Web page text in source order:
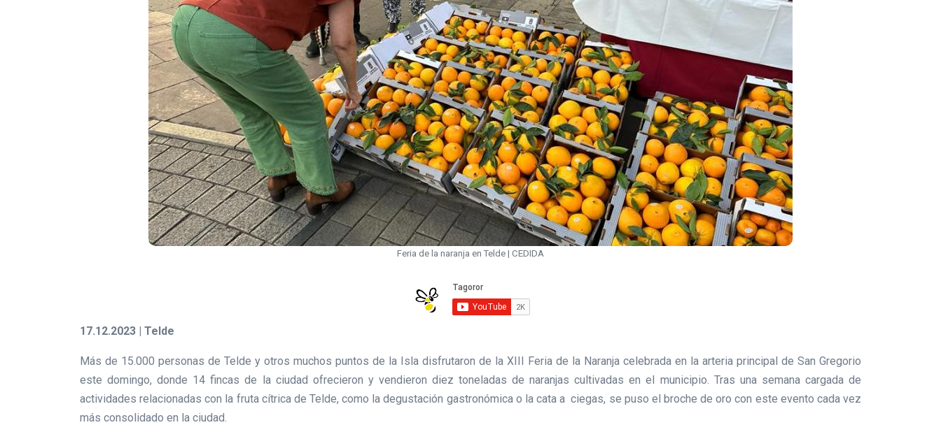
Feria de la naranja en Telde | CEDIDA
17.12.2023 | Telde
Más de 15.000 personas de Telde y otros muchos puntos de la Isla disfrutaron de la XIII Feria de la Naranja celebrada en la arteria principal de San Gregorio
este domingo, donde 14 fincas de la ciudad ofrecieron y vendieron diez toneladas de naranjas cultivadas en el municipio. Tras una semana cargada de
actividades relacionadas con la fruta cítrica de Telde, como la degustación gastronómica o la cata a ciegas, se puso el broche de oro con este evento cada vez
más consolidado en la ciudad.